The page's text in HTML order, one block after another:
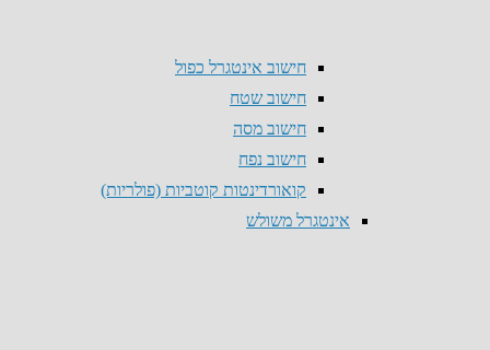
חישוב אינטגרל כפול
חישוב שטח
חישוב מסה
חישוב נפח
קואורדינטות קוטביות (פולריות)
אינטגרל משולש